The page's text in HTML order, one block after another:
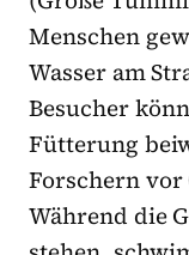
Menschen
Wasser am
Besucher
Fütterung
Forschern
Während die